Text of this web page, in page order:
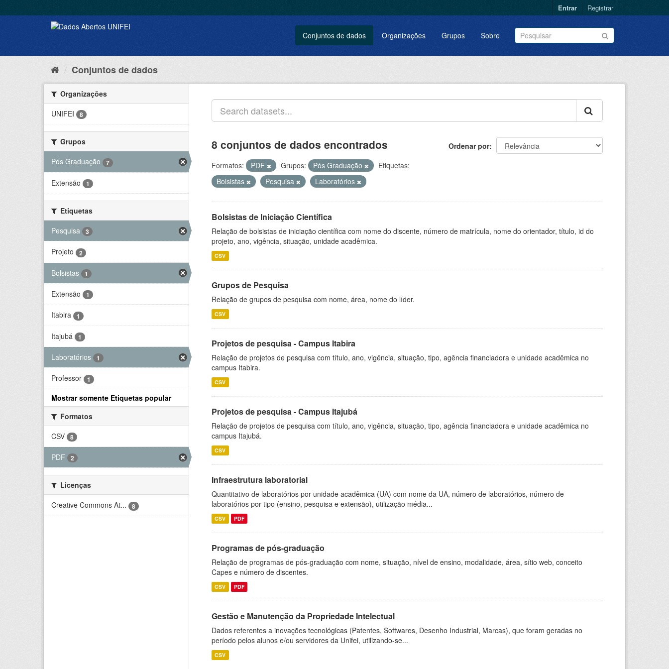
Entrar Registrar
Conjuntos de dados Organizações Grupos Sobre
Conjuntos de dados
Organizações
UNIFEI
8
Grupos
Pós Graduação
7
Extensão 1
Etiquetas
Pesquisa
3
Projeto 2
Bolsistas 1
Extensão 1
Itabira 1
Itajubá 1
Laboratórios 1
Professor 1
Mostrar somente Etiquetas popular
Formatos
CSV
8
PDF 2
Licenças
Creative Commons At...
8
Ordenar por
8 conjuntos de dados encontrados
Formatos: PDF Grupos: Pós Graduação
Etiquetas:
Bolsistas
Pesquisa Laboratórios
Bolsistas de Iniciação Científica
Relação de bolsistas de iniciação científica com nome do discente, número de matrícula, nome do orientador, título, id do
projeto, ano, vigência, situação, unidade acadêmica.
CSV
Grupos de Pesquisa
Relação de grupos de pesquisa com nome, área, nome do líder.
CSV
Projetos de pesquisa - Campus Itabira
Relação de projetos de pesquisa com título, ano, vigência, situação, tipo, agência financiadora e unidade acadêmica no
campus Itabira.
CSV
Projetos de pesquisa - Campus Itajubá
Relação de projetos de pesquisa com título, ano, vigência, situação, tipo, agência financiadora e unidade acadêmica no
campus Itajubá.
CSV
Infraestrutura laboratorial
Quantitativo de laboratórios por unidade acadêmica (UA) com nome da UA, número de laboratórios, número de
laboratórios por tipo (ensino, pesquisa e extensão), utilização média...
CSV PDF
Programas de pós-graduação
Relação de programas de pós-graduação com nome, situação, nível de ensino, modalidade, área, sítio web, conceito
Capes e número de discentes.
CSV PDF
Gestão e Manutenção da Propriedade Intelectual
Dados referentes a inovações tecnológicas (Patentes, Softwares, Desenho Industrial, Marcas), que foram geradas no
período pelos alunos e/ou servidores da Unifei, utilizando-se...
CSV